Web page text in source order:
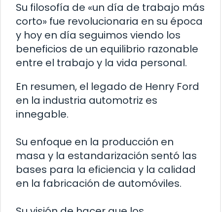
Su filosofía de «un día de trabajo más
corto» fue revolucionaria en su época
y hoy en día seguimos viendo los
beneficios de un equilibrio razonable
entre el trabajo y la vida personal.
En resumen, el legado de Henry Ford
en la industria automotriz es
innegable.
Su enfoque en la producción en
masa y la estandarización sentó las
bases para la eficiencia y la calidad
en la fabricación de automóviles.